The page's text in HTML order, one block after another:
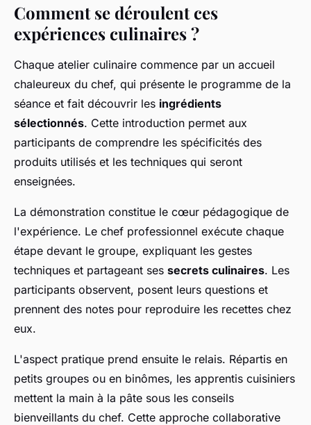
Comment se déroulent ces
expériences culinaires ?
Chaque atelier culinaire commence par un accueil
chaleureux du chef, qui présente le programme de la
séance et fait découvrir les ingrédients
sélectionnés. Cette introduction permet aux
participants de comprendre les spécificités des
produits utilisés et les techniques qui seront
enseignées.
La démonstration constitue le cœur pédagogique de
l'expérience. Le chef professionnel exécute chaque
étape devant le groupe, expliquant les gestes
techniques et partageant ses secrets culinaires. Les
participants observent, posent leurs questions et
prennent des notes pour reproduire les recettes chez
eux.
L'aspect pratique prend ensuite le relais. Répartis en
petits groupes ou en binômes, les apprentis cuisiniers
mettent la main à la pâte sous les conseils
bienveillants du chef. Cette approche collaborative